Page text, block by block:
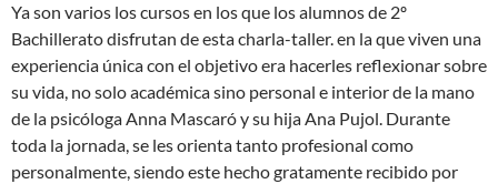
Ya son varios los cursos en los que los alumnos de 2º
Bachillerato disfrutan de esta charla-taller. en la que viven una
experiencia única con el objetivo era hacerles reflexionar sobre
su vida, no solo académica sino personal e interior de la mano
de la psicóloga Anna Mascaró y su hija Ana Pujol. Durante
toda la jornada, se les orienta tanto profesional como
personalmente, siendo este hecho gratamente recibido por